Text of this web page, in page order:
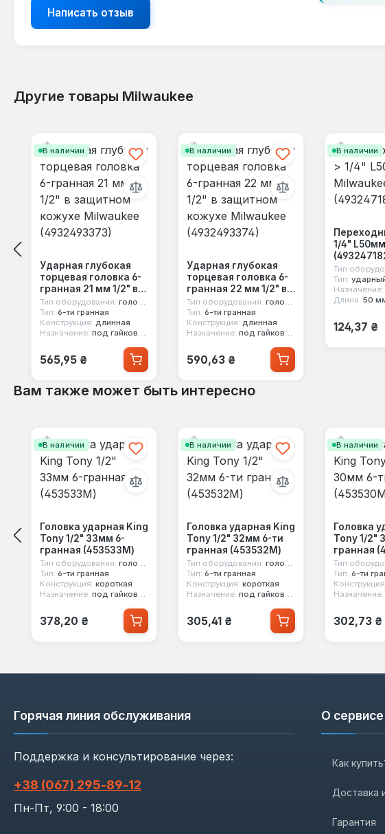
Написать отзыв
Другие товары Milwaukee
В наличии
Ударная глубокая
торцевая головка 6-
гранная 21 мм 1/2" в
защитном кожухе
Milwaukee
(4932493373)
Тип оборудования: головка ударная
Тип: 6-ти гранная
Конструкция: длинная
Назначение: под гайковерт, под легкосплавные диски
Обычная цена:
565,95 ₴
В наличии
Ударная глубокая
торцевая головка 6-
гранная 22 мм 1/2" в
защитном кожухе
Milwaukee
(4932493374)
Тип оборудования: головка ударная
Тип: 6-ти гранная
Конструкция: длинная
Назначение: под гайковерт, под легкосплавные диски
Обычная цена:
590,63 ₴
В наличии
1/4"
Тип
Тип:
Назначение:
Длина: 50
124,37 ₴
Вам также может быть интересно
В наличии
Головка ударная King
Tony 1/2" 33мм 6-
гранная (453533M)
Тип оборудования: головка ударная
Тип: 6-ти гранная
Конструкция: короткая
Назначение: под гайковерт
Обычная цена:
378,20 ₴
В наличии
Головка ударная King
Tony 1/2" 32мм 6-ти
гранная (453532M)
Тип оборудования: головка ударная
Тип: 6-ти гранная
Конструкция: короткая
Назначение: под гайковерт
Обычная цена:
305,41 ₴
В наличии
Головка
Tony 1/2"
гранная
Тип
Тип: 6-ти
Назначение:
302,73 ₴
Горячая линия обслуживания
Поддержка и консультирование через:
+38 (067) 295‑89‑12
Пн-Пт, 9:00 - 18:00
О сервисе
Как
Доставка
Гарантия